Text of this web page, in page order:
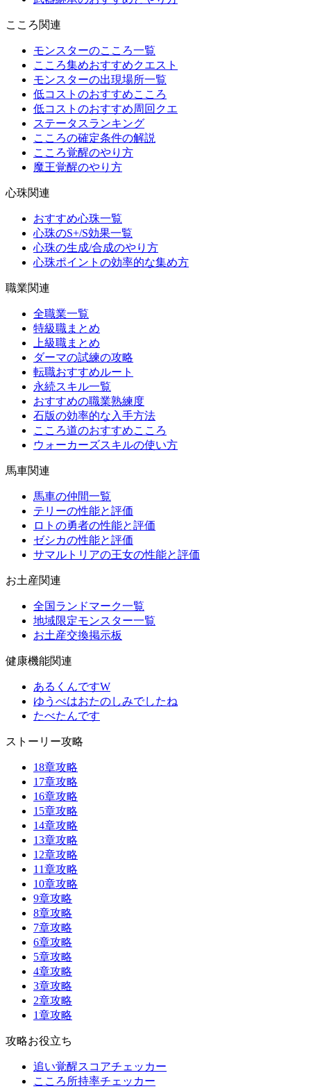
こころ関連
モンスターのこころ一覧
こころ集めおすすめクエスト
モンスターの出現場所一覧
低コストのおすすめこころ
低コストのおすすめ周回クエ
ステータスランキング
こころの確定条件の解説
こころ覚醒のやり方
魔王覚醒のやり方
心珠関連
おすすめ心珠一覧
心珠のS+/S効果一覧
心珠の生成/合成のやり方
心珠ポイントの効率的な集め方
職業関連
全職業一覧
特級職まとめ
上級職まとめ
ダーマの試練の攻略
転職おすすめルート
永続スキル一覧
おすすめの職業熟練度
石版の効率的な入手方法
こころ道のおすすめこころ
ウォーカーズスキルの使い方
馬車関連
馬車の仲間一覧
テリーの性能と評価
ロトの勇者の性能と評価
ゼシカの性能と評価
サマルトリアの王女の性能と評価
お土産関連
全国ランドマーク一覧
地域限定モンスター一覧
お土産交換掲示板
健康機能関連
あるくんですW
ゆうべはおたのしみでしたね
たべたんです
ストーリー攻略
18章攻略
17章攻略
16章攻略
15章攻略
14章攻略
13章攻略
12章攻略
11章攻略
10章攻略
9章攻略
8章攻略
7章攻略
6章攻略
5章攻略
4章攻略
3章攻略
2章攻略
1章攻略
攻略お役立ち
追い覚醒スコアチェッカー
こころ所持率チェッカー